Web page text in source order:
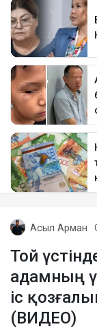
Асыл Арман
Той
адамның
іс
(ВИДЕО)